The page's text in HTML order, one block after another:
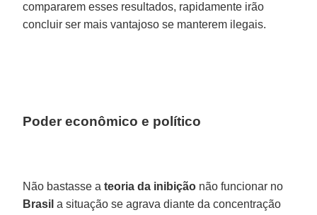
compararem esses resultados, rapidamente irão
concluir ser mais vantajoso se manterem ilegais.
Poder econômico e político
Não bastasse ateoria da inibição não funcionar no
Brasil a situação se agrava diante da concentração